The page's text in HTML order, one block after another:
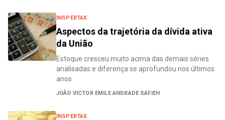
INSPERTAX
Aspectos da trajetória da dívida ativa
da União
Estoque cresceu muito acima das demais séries
analisadas e diferença se aprofundou nos últimos
anos
JOÃO VICTOR EMILE ANDRADE SAFIEH
INSPERTAX